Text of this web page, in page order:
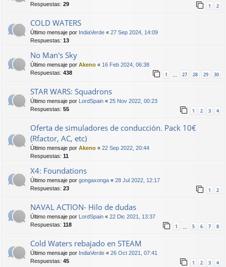
Respuestas: 29 1 2
COLD WATERS
Último mensaje por IndiaVerde « 27 Sep 2024, 14:09
Respuestas: 13
No Man's Sky
Último mensaje por Akeno « 16 Feb 2024, 06:38
Respuestas: 438 1 … 27 28 29 30
STAR WARS: Squadrons
Último mensaje por LordSpain « 25 Nov 2022, 00:23
Respuestas: 55 1 2 3 4
Oferta de simuladores de conducción. Pack 10€
(Rfactor, AC, etc)
Último mensaje por Akeno « 22 Sep 2022, 20:44
Respuestas: 11
X4: Foundations
Último mensaje por gongaxonga « 28 Jul 2022, 12:17
Respuestas: 23 1 2
NAVAL ACTION- Hilo de dudas
Último mensaje por LordSpain « 22 Dic 2021, 13:37
Respuestas: 118 1 … 5 6 7 8
Cold Waters rebajado en STEAM
Último mensaje por IndiaVerde « 26 Oct 2021, 07:41
Respuestas: 45 1 2 3 4